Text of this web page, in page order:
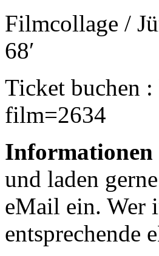
Filmcollage /
68′
Ticket buchen
film=2634
Informationen
und laden
eMail ein. Wer
entsprechende